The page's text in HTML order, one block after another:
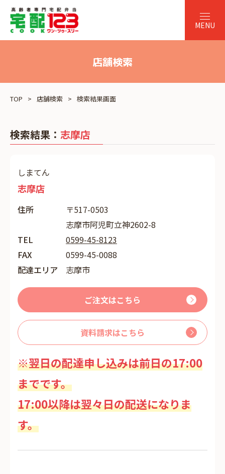
店舗検索
TOP 店舗検索 検索結果画面
検索結果： 志摩店
しまてん
志摩店
住所
〒517-0503
志摩市阿児町立神2602-8
TEL
0599-45-8123
FAX
0599-45-0088
配達エリア
志摩市
ご注文はこちら
資料請求はこちら
※翌日の配達申し込みは前日の17:00
までです。
17:00以降は翌々日の配送になりま
す。